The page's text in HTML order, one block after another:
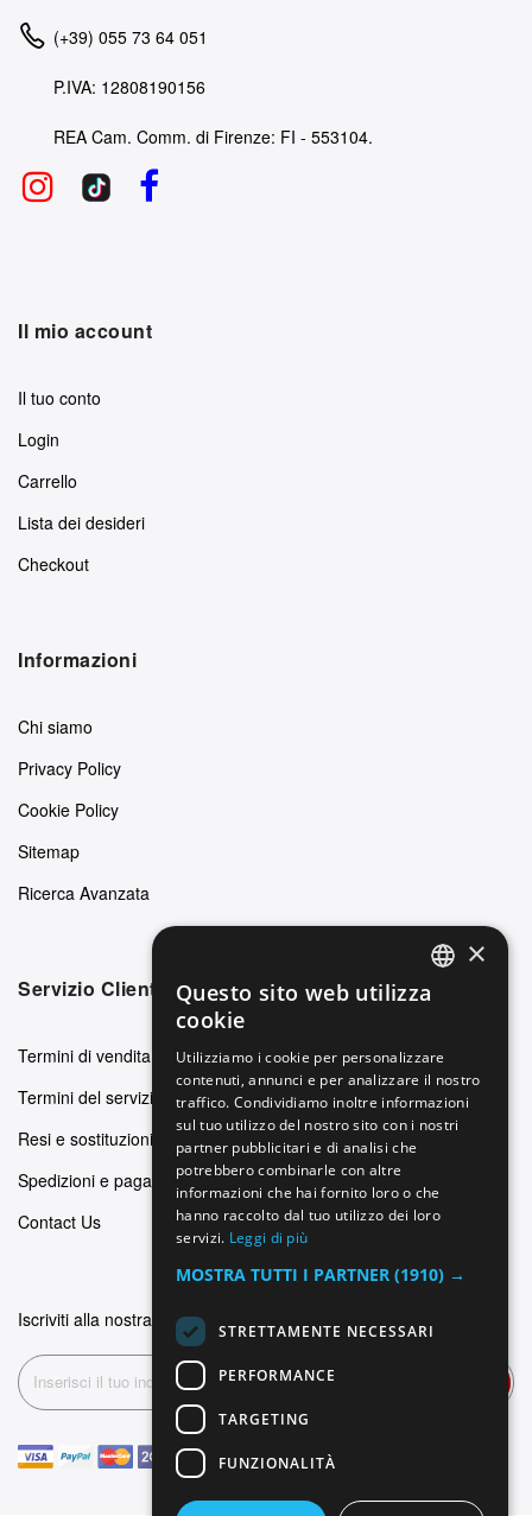
(+39) 055 73 64 051
P.IVA: 12808190156
REA Cam. Comm. di Firenze: FI - 553104.
Il mio account
Il tuo conto
Login
Carrello
Lista dei desideri
Checkout
Informazioni
Chi siamo
Privacy Policy
Cookie Policy
Sitemap
Ricerca Avanzata
Servizio Clienti
Termini di vendita
Termini del servizio
Resi e sostituzioni
Spedizioni e pagamenti
Contact Us
Iscriviti alla nostra newsletter
ITALIAN
SPANISH
×
Questo sito web utilizza
cookie
Utilizziamo i cookie per personalizzare
contenuti, annunci e per analizzare il nostro
traffico. Condividiamo inoltre informazioni
sul tuo utilizzo del nostro sito con i nostri
partner pubblicitari e di analisi che
potrebbero combinarle con altre
informazioni che hai fornito loro o che
hanno raccolto dal tuo utilizzo dei loro
servizi. Leggi di più
MOSTRA TUTTI I PARTNER (1910) →
STRETTAMENTE NECESSARI
PERFORMANCE
TARGETING
FUNZIONALITÀ